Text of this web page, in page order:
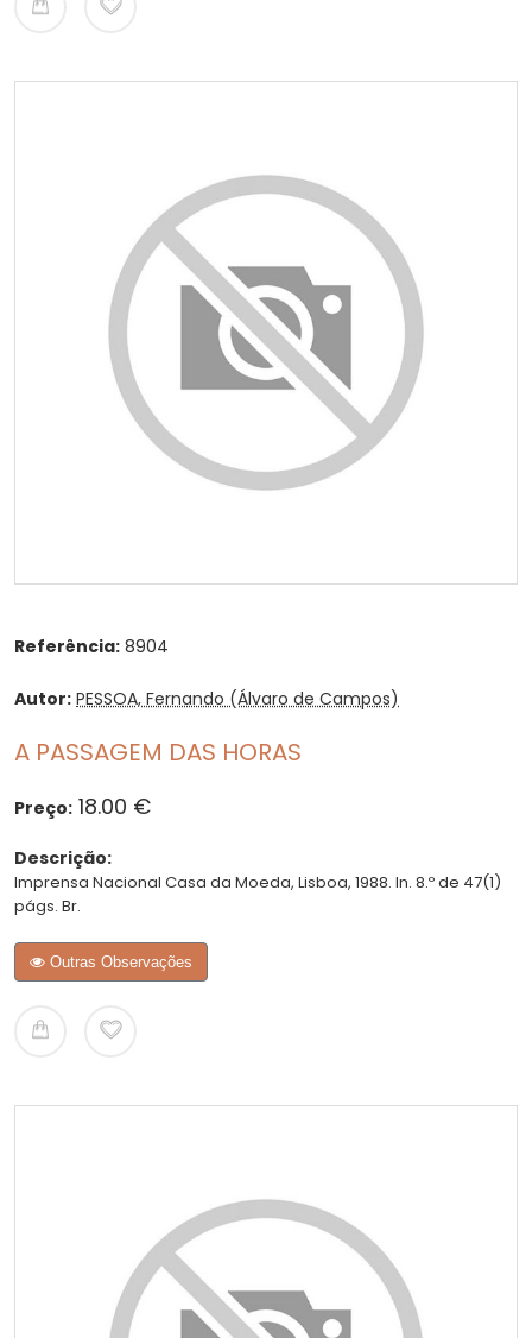
Referência: 8904
Autor: PESSOA, Fernando (Álvaro de Campos)
A PASSAGEM DAS HORAS
Preço: 18.00 €
Descrição:
Imprensa Nacional Casa da Moeda, Lisboa, 1988. In. 8.º de 47(1)
págs. Br.
Outras Observações